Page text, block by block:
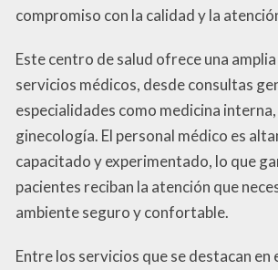
compromiso con la calidad y la
Este centro de salud ofrece una
servicios médicos, desde consultas
especialidades como medicina
ginecología. El personal médico es
capacitado y experimentado, lo que
pacientes reciban la atención que
ambiente seguro y confortable.
Entre los servicios que se destacan